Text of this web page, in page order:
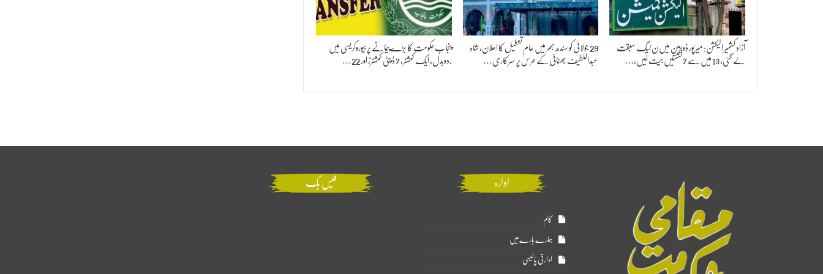
آزاد کشمیر الیکشن: میرپور ڈویژن میں ن لیگ سبقت
لے گئی، 13 میں سے 7 نشستیں جیت لیں،…
29 جولائی کو سندھ بھر میں عام تعطیل کا اعلان، شاہ
عبداللطیف بھٹائیؒ کے عرس پر سرکاری…
پنجاب حکومت کا بڑے پیمانے پر بیوروکریسی میں
ردوبدل، ایک کمشنر، 7 ڈپٹی کمشنرز اور 22…
ادارہ
کالم
ہمارے بارے میں
ادارتی پالیسی
فیس بک